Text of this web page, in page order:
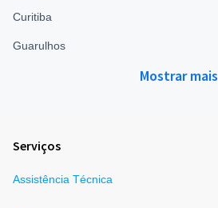
Curitiba
Guarulhos
Mostrar mais
Serviços
Assistência Técnica